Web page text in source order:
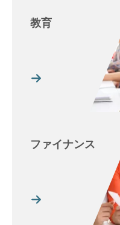
教育
ファイナンス